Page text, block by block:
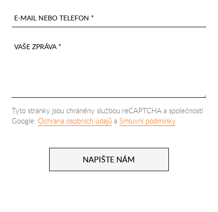
E-MAIL NEBO TELEFON *
VAŠE ZPRÁVA *
Tyto stránky jsou chráněny službou reCAPTCHA a společností
Google:Ochrana osobních údajů aSmluvní podmínky
NAPIŠTE NÁM